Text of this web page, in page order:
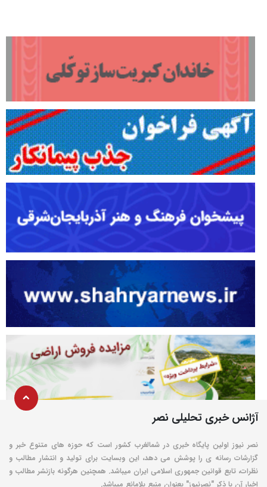
آژانس خبری تحلیلی نصر
نصر نیوز اولین پایگاه خبری در شمالغرب کشور است که حوزه های متنوع خبر و
گزارشات رسانه ی را پوشش می دهد، این وبسایت برای تولید و انتشار مطالب و
نظرات، تابع قوانین جمهوری اسلامی ایران میباشد. همچنین هرگونه بازنشر مطالب و
اخبار آن با ذکر "نصرنیوز" بعنوان منبع بلامانع میباشد.